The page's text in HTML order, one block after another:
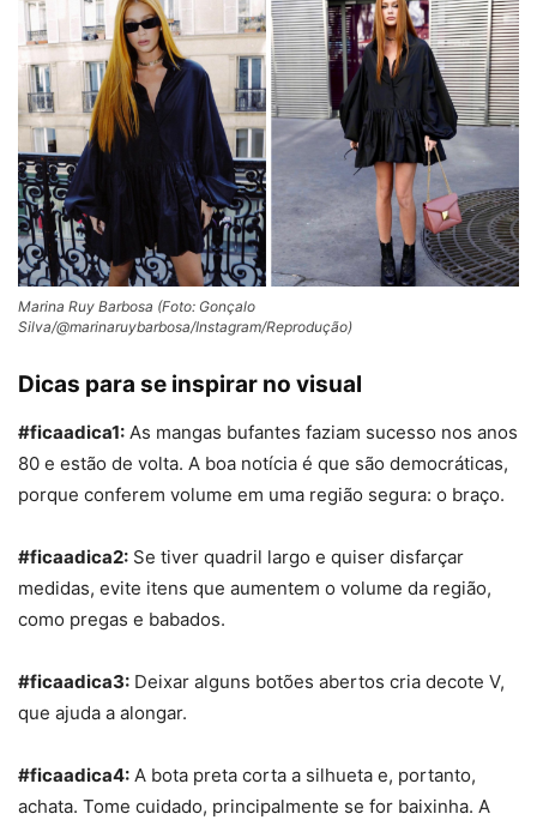
Marina Ruy Barbosa (Foto: Gonçalo
Silva/@marinaruybarbosa/Instagram/Reprodução)
Dicas para se inspirar no visual
#ficaadica1: As mangas bufantes faziam sucesso nos anos
80 e estão de volta. A boa notícia é que são democráticas,
porque conferem volume em uma região segura: o braço.
#ficaadica2: Se tiver quadril largo e quiser disfarçar
medidas, evite itens que aumentem o volume da região,
como pregas e babados.
#ficaadica3: Deixar alguns botões abertos cria decote V,
que ajuda a alongar.
#ficaadica4: A bota preta corta a silhueta e, portanto,
achata. Tome cuidado, principalmente se for baixinha. A